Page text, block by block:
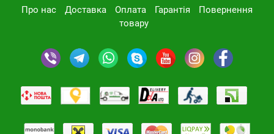
Про нас Доставка Оплата Гарантія
Повернення
товару